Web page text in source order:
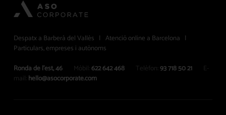
Despatx a Barberà del Vallès | Atenció online a Barcelona |
Particulars, empreses i autònoms
Ronda de l’est, 46
Mòbil: 622 642 468 Telèfon: 93 718 50 21
E-
mail: hello@asocorporate.com